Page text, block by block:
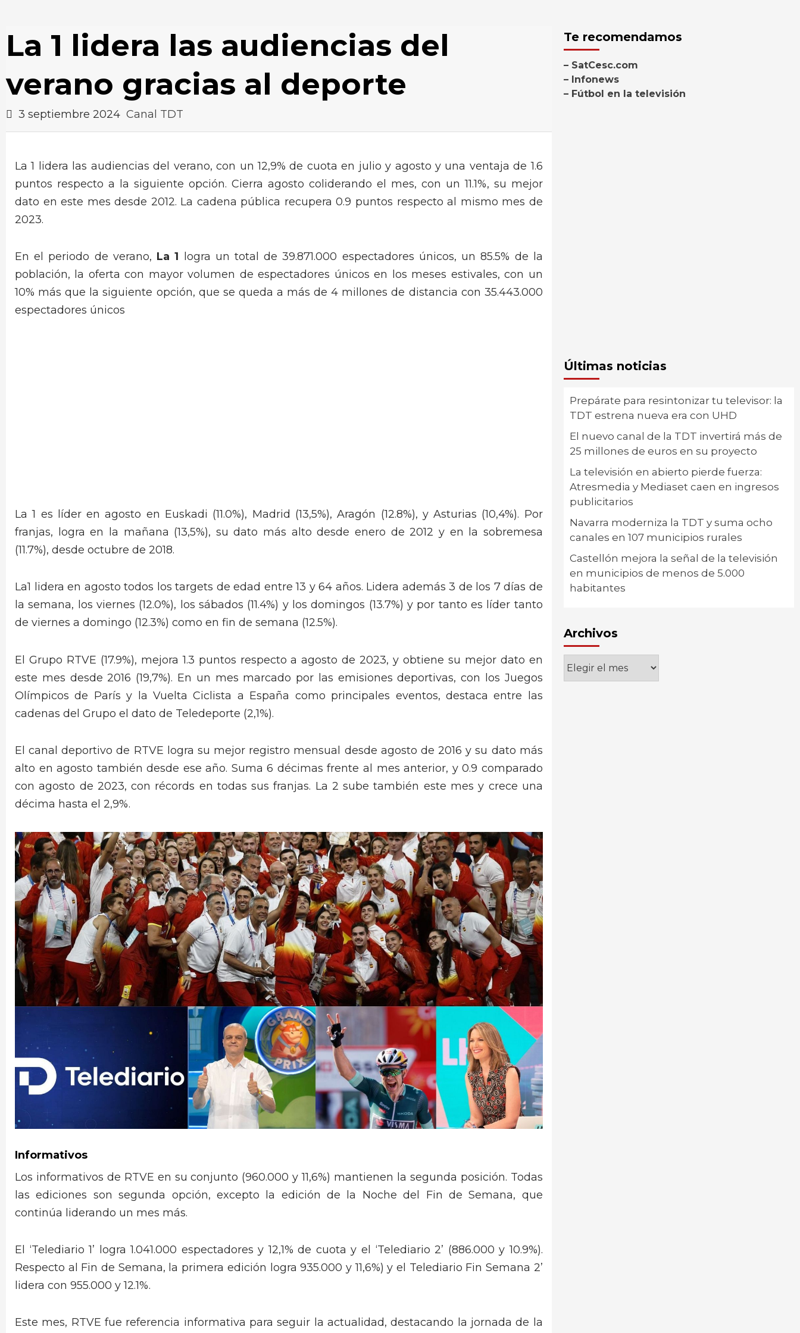
La 1 lidera las audiencias del
verano gracias al deporte
3 septiembre 2024 Canal TDT
La 1 lidera las audiencias del verano, con un 12,9% de cuota en julio y agosto y una ventaja de 1.6
puntos respecto a la siguiente opción. Cierra agosto coliderando el mes, con un 11.1%, su mejor
dato en este mes desde 2012. La cadena pública recupera 0.9 puntos respecto al mismo mes de
2023.
En el periodo de verano, La 1 logra un total de 39.871.000 espectadores únicos, un 85.5% de la
población, la oferta con mayor volumen de espectadores únicos en los meses estivales, con un
10% más que la siguiente opción, que se queda a más de 4 millones de distancia con 35.443.000
espectadores únicos
La 1 es líder en agosto en Euskadi (11.0%), Madrid (13,5%), Aragón (12.8%), y Asturias (10,4%). Por
franjas, logra en la mañana (13,5%), su dato más alto desde enero de 2012 y en la sobremesa
(11.7%), desde octubre de 2018.
La1 lidera en agosto todos los targets de edad entre 13 y 64 años. Lidera además 3 de los 7 días de
la semana, los viernes (12.0%), los sábados (11.4%) y los domingos (13.7%) y por tanto es líder tanto
de viernes a domingo (12.3%) como en fin de semana (12.5%).
El Grupo RTVE (17.9%), mejora 1.3 puntos respecto a agosto de 2023, y obtiene su mejor dato en
este mes desde 2016 (19,7%). En un mes marcado por las emisiones deportivas, con los Juegos
Olímpicos de París y la Vuelta Ciclista a España como principales eventos, destaca entre las
cadenas del Grupo el dato de Teledeporte (2,1%).
El canal deportivo de RTVE logra su mejor registro mensual desde agosto de 2016 y su dato más
alto en agosto también desde ese año. Suma 6 décimas frente al mes anterior, y 0.9 comparado
con agosto de 2023, con récords en todas sus franjas. La 2 sube también este mes y crece una
décima hasta el 2,9%.
Informativos
Los informativos de RTVE en su conjunto (960.000 y 11,6%) mantienen la segunda posición. Todas
las ediciones son segunda opción, excepto la edición de la Noche del Fin de Semana, que
continúa liderando un mes más.
El ‘Telediario 1’ logra 1.041.000 espectadores y 12,1% de cuota y el ‘Telediario 2’ (886.000 y 10.9%).
Respecto al Fin de Semana, la primera edición logra 935.000 y 11,6%) y el Telediario Fin Semana 2’
lidera con 955.000 y 12.1%.
Este mes, RTVE fue referencia informativa para seguir la actualidad, destacando la jornada de la
Te recomendamos
– SatCesc.com
– Infonews
– Fútbol en la televisión
Últimas noticias
Prepárate para resintonizar tu televisor: la
TDT estrena nueva era con UHD
El nuevo canal de la TDT invertirá más de
25 millones de euros en su proyecto
La televisión en abierto pierde fuerza:
Atresmedia y Mediaset caen en ingresos
publicitarios
Navarra moderniza la TDT y suma ocho
canales en 107 municipios rurales
Castellón mejora la señal de la televisión
en municipios de menos de 5.000
habitantes
Archivos
Archivos